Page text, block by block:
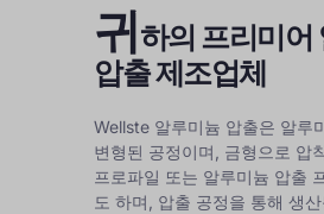
귀하의 프리미어
압출 제조업체
Wellste 알루미늄 압출은 알루
변형된 공정이며, 금형으로 압
프로파일 또는 알루미늄 압출
도 하며, 압출 공정을 통해 생